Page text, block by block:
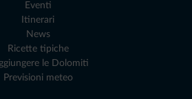
Eventi
Itinerari
News
Ricette tipiche
le Dolomiti
Previsioni meteo